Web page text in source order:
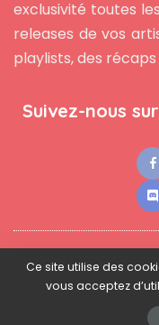
exclusivité toutes
releases de vos
playlists, des
Suivez-nous
Contact ●
© 2025 -
Ce site utilise des
vous acceptez